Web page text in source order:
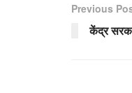
Previous
केंद्र